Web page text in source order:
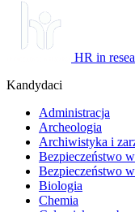
HR in
Kandydaci
Administracja
Archeologia
Archiwistyka i
Bezpieczeństwo
Bezpieczeństwo
Biologia
Chemia